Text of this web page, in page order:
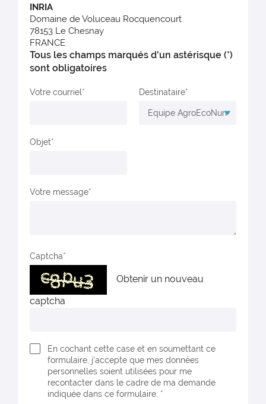
INRIA
Domaine de Voluceau Rocquencourt
78153 Le Chesnay
FRANCE
Tous les champs marqués d'un astérisque (*)
sont obligatoires
Votre courriel Destinataire
Objet
Votre message
Captcha
Obtenir un nouveau
captcha
En cochant cette case et en soumettant ce
formulaire, j'accepte que mes données
personnelles soient utilisées pour me
recontacter dans le cadre de ma demande
indiquée dans ce formulaire. *